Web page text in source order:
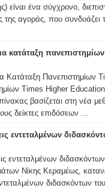
είναι ένα σύγχρονο,
αγοράς, που συνδυάζει
κατάταξη
Κατάταξη Πανεπιστημίων
Times Higher
βασίζεται στη νέα
δείκτες επιδόσεων ...
εντεταλμένων
εντεταλμένων
Νίκης Κεραμέως,
διδασκόντων